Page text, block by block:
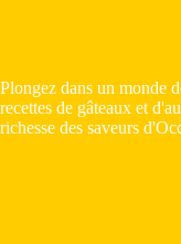
Plongez dans un monde
recettes de gâteaux et
richesse des saveurs